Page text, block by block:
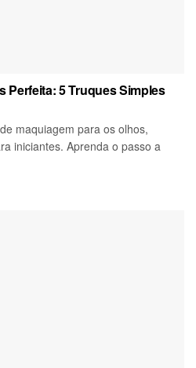
Perfeita: 5 Truques Simples
maquiagem para os olhos,
iniciantes. Aprenda o passo a